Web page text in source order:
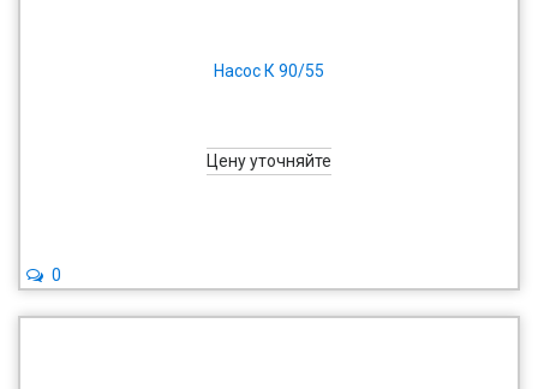
Насос К 90/55
Цену уточняйте
0